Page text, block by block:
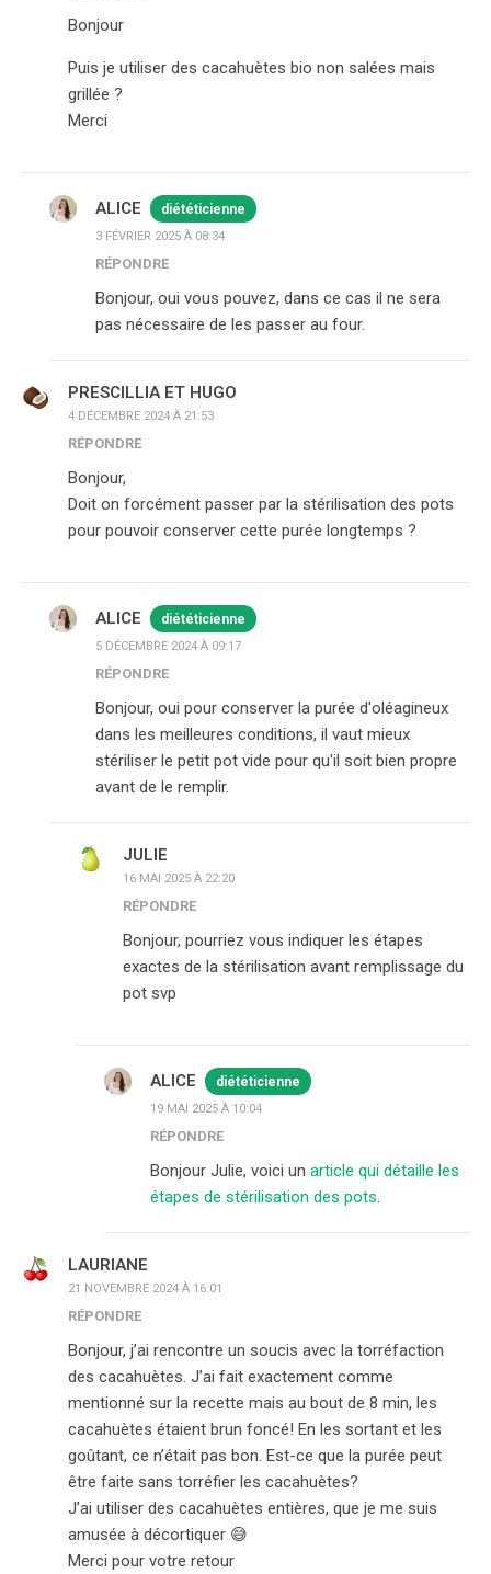
Bonjour
Puis je utiliser des cacahuètes bio non salées mais
grillée ?
Merci
ALICE diététicienne
3 FÉVRIER 2025 À 08:34
RÉPONDRE
Bonjour, oui vous pouvez, dans ce cas il ne sera
pas nécessaire de les passer au four.
PRESCILLIA ET HUGO
4 DÉCEMBRE 2024 À 21:53
RÉPONDRE
Bonjour,
Doit on forcément passer par la stérilisation des pots
pour pouvoir conserver cette purée longtemps ?
ALICE diététicienne
5 DÉCEMBRE 2024 À 09:17
RÉPONDRE
Bonjour, oui pour conserver la purée d'oléagineux
dans les meilleures conditions, il vaut mieux
stériliser le petit pot vide pour qu'il soit bien propre
avant de le remplir.
JULIE
16 MAI 2025 À 22:20
RÉPONDRE
Bonjour, pourriez vous indiquer les étapes
exactes de la stérilisation avant remplissage du
pot svp
ALICE diététicienne
19 MAI 2025 À 10:04
RÉPONDRE
Bonjour Julie, voici un article qui détaille les
étapes de stérilisation des pots.
LAURIANE
21 NOVEMBRE 2024 À 16:01
RÉPONDRE
Bonjour, j’ai rencontre un soucis avec la torréfaction
des cacahuètes. J’ai fait exactement comme
mentionné sur la recette mais au bout de 8 min, les
cacahuètes étaient brun foncé! En les sortant et les
goûtant, ce n’était pas bon. Est-ce que la purée peut
être faite sans torréfier les cacahuètes?
J’ai utiliser des cacahuètes entières, que je me suis
amusée à décortiquer 😅
Merci pour votre retour